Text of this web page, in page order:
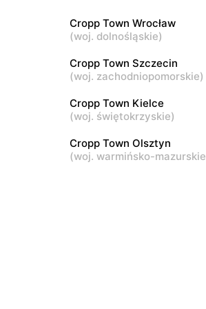
Pabianice, ul. Zamkowa 31
Cropp Town
Cropp Town Wrocław
(woj. dolnośląskie)
Cropp Town Szczecin
(woj. zachodniopomorskie)
Cropp Town Kielce
(woj. świętokrzyskie)
Cropp Town Olsztyn
(woj. warmińsko-mazurskie